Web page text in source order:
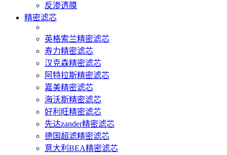
反渗透膜
精密滤芯
英格索兰精密滤芯
寿力精密滤芯
汉克森精密滤芯
阿特拉斯精密滤芯
嘉美精密滤芯
海沃斯精密滤芯
好利旺精密滤芯
先达zander精密滤芯
德国超滤精密滤芯
意大利BEA精密滤芯